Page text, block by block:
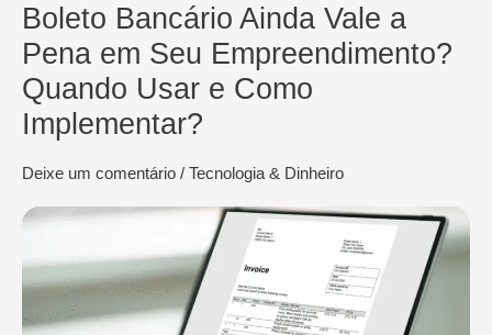
Boleto Bancário Ainda Vale a
Pena em Seu Empreendimento?
Quando Usar e Como
Implementar?
Deixe um comentário / Tecnologia & Dinheiro